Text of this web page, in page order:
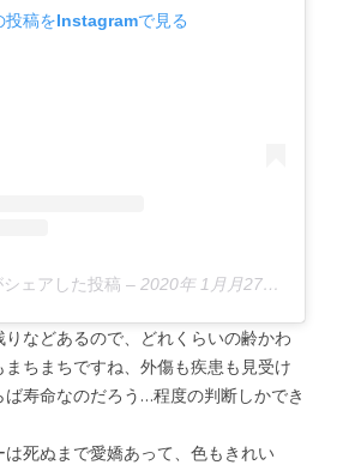
投稿をInstagramで見る
ェアした投稿 – 2020年 1月月27日午前3時42分PST
などあるので、どれくらいの齢かわ
ちまちですね、外傷も疾患も見受け
ば寿命なのだろう…程度の判断しかでき
は死ぬまで愛嬌あって、色もきれい